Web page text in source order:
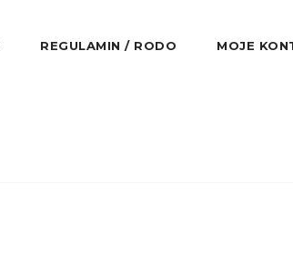
REGULAMIN / RODO MOJE